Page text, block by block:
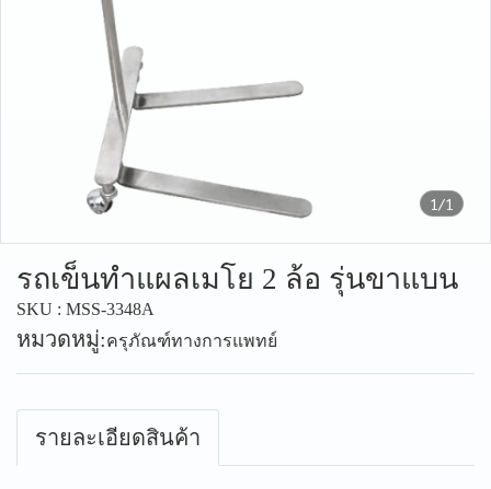
1/1
รถเข็นทำแผลเมโย 2 ล้อ รุ่นขาแบน
SKU : MSS-3348A
หมวดหมู่:ครุภัณฑ์ทางการแพทย์
รายละเอียดสินค้า